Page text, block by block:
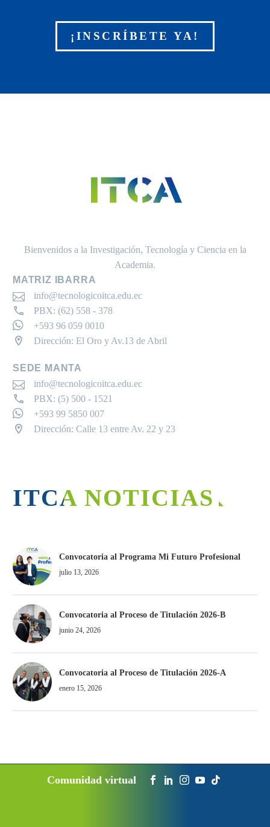
¡INSCRÍBETE YA!
Bienvenidos a la Investigación, Tecnología y Ciencia en la
Academia.
MATRIZ IBARRA
info@tecnologicoitca.edu.ec
PBX: (62) 558 - 378
+593 96 059 0010
Dirección: El Oro y Av.13 de Abril
SEDE MANTA
info@tecnologicoitca.edu.ec
PBX: (5) 500 - 1521
+593 99 5850 007
Dirección: Calle 13 entre Av. 22 y 23
ITCA NOTICIAS
Convocatoria al Programa Mi Futuro Profesional
julio 13, 2026
Convocatoria al Proceso de Titulación 2026-B
junio 24, 2026
Convocatoria al Proceso de Titulación 2026-A
enero 15, 2026